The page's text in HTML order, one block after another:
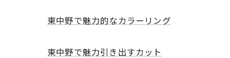
東中野で魅力的なカラーリング
東中野で魅力引き出すカット